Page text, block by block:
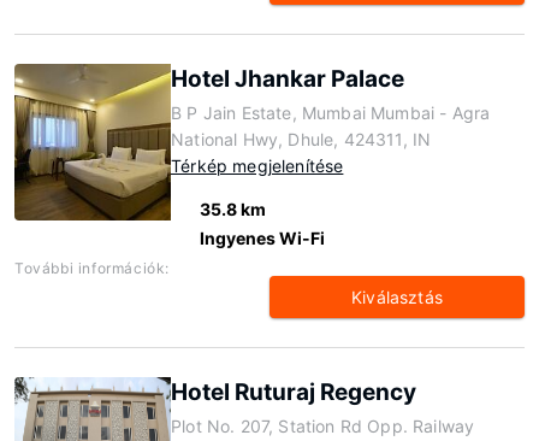
Hotel Jhankar Palace
B P Jain Estate, Mumbai Mumbai - Agra
National Hwy, Dhule, 424311, IN
Térkép megjelenítése
35.8 km
Ingyenes Wi-Fi
További információk:
Kiválasztás
Hotel Ruturaj Regency
Plot No. 207, Station Rd Opp. Railway